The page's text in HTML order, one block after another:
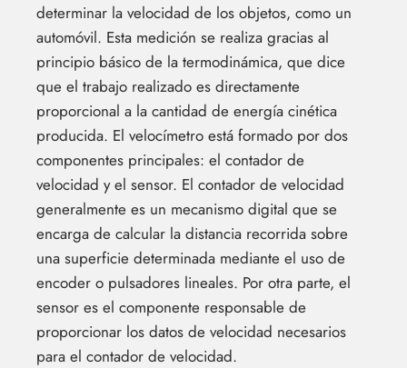
determinar la velocidad de los objetos, como un
automóvil. Esta medición se realiza gracias al
principio básico de la termodinámica, que dice
que el trabajo realizado es directamente
proporcional a la cantidad de energía cinética
producida. El velocímetro está formado por dos
componentes principales: el contador de
velocidad y el sensor. El contador de velocidad
generalmente es un mecanismo digital que se
encarga de calcular la distancia recorrida sobre
una superficie determinada mediante el uso de
encoder o pulsadores lineales. Por otra parte, el
sensor es el componente responsable de
proporcionar los datos de velocidad necesarios
para el contador de velocidad.